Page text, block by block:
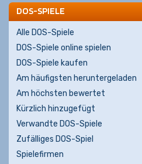
DOS-SPIELE
Alle DOS-Spiele
DOS-Spiele online spielen
DOS-Spiele kaufen
Am häufigsten heruntergeladen
Am höchsten bewertet
Kürzlich hinzugefügt
Verwandte DOS-Spiele
Zufälliges DOS-Spiel
Spielefirmen